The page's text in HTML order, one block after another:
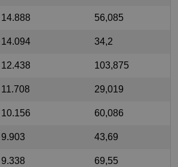
14.888 56,085
14.094 34,2
12.438 103,875
11.708 29,019
10.156 60,086
9.903 43,69
9.338 69,55